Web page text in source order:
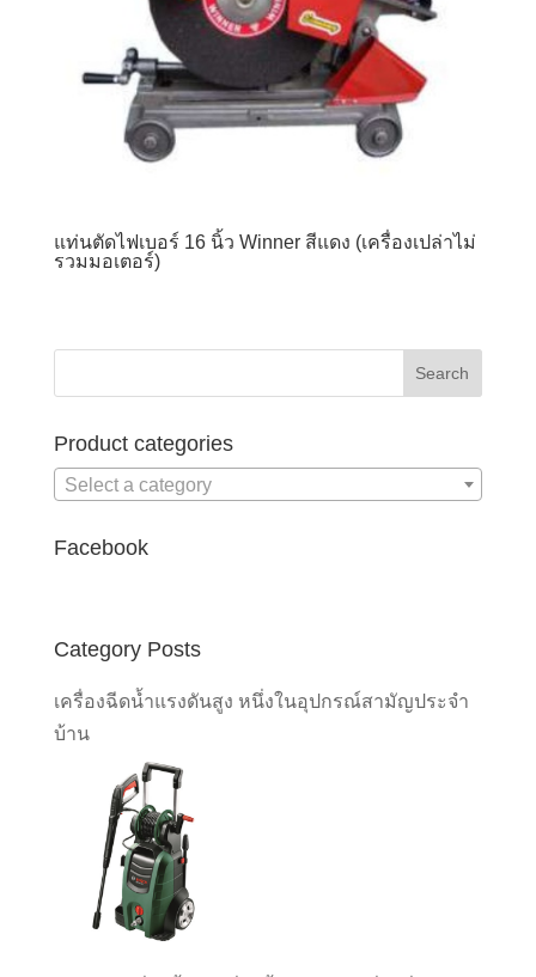
แท่นตัดไฟเบอร์ 16 นิ้ว Winner สีแดง (เครื่องเปล่าไม่
รวมมอเตอร์)
Product categories
Select a category
Facebook
Category Posts
เครื่องฉีดน้ำแรงดันสูง หนึ่งในอุปกรณ์สามัญประจำ
บ้าน